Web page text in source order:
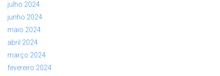
julho 2024
junho 2024
maio 2024
abril 2024
março 2024
fevereiro 2024